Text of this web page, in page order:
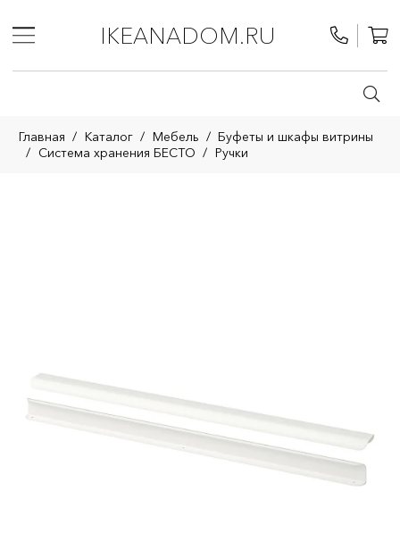
IKEANADOM.RU
Главная / Каталог / Мебель / Буфеты и шкафы витрины
/ Система хранения БЕСТО / Ручки